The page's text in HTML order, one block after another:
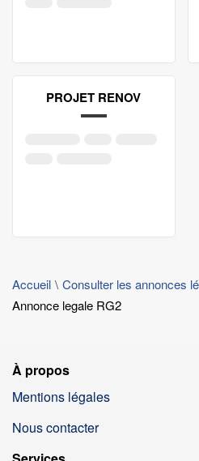
PROJET RENOV
Accueil Consulter les annonces
Annonce legale RG2
À propos
Mentions légales
Nous contacter